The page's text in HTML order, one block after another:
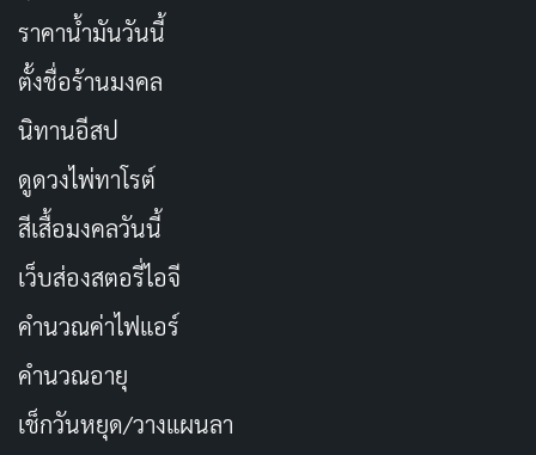
ราคาน้ำมันวันนี้
ตั้งชื่อร้านมงคล
นิทานอีสป
ดูดวงไพ่ทาโรต์
สีเสื้อมงคลวันนี้
เว็บส่องสตอรี่ไอจี
คำนวณค่าไฟแอร์
คำนวณอายุ
เช็กวันหยุด/วางแผนลา